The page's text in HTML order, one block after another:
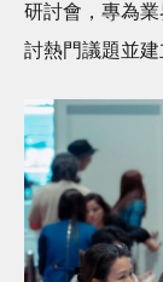
研討會，專為
討熱門議題並建